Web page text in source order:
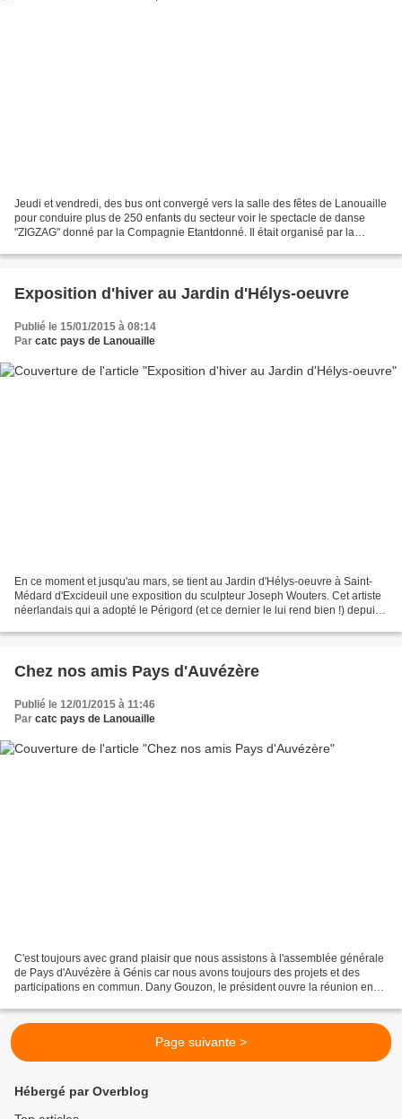
Jeudi et vendredi, des bus ont convergé vers la salle des fêtes de Lanouaille
pour conduire plus de 250 enfants du secteur voir le spectacle de danse
"ZIGZAG" donné par la Compagnie Etantdonné. Il était organisé par la
Exposition d'hiver au Jardin d'Hélys-oeuvre
Publié le 15/01/2015 à 08:14
Par catc pays de Lanouaille
En ce moment et jusqu'au mars, se tient au Jardin d'Hélys-oeuvre à Saint-
Médard d'Excideuil une exposition du sculpteur Joseph Wouters. Cet artiste
néerlandais qui a adopté le Périgord (et ce dernier le lui rend bien !) depuis
Chez nos amis Pays d'Auvézère
Publié le 12/01/2015 à 11:46
Par catc pays de Lanouaille
C'est toujours avec grand plaisir que nous assistons à l'assemblée générale
de Pays d'Auvézère à Génis car nous avons toujours des projets et des
participations en commun. Dany Gouzon, le président ouvre la réunion en
Page suivante >
Hébergé par Overblog